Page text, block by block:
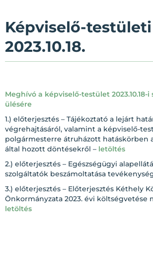
Képviselő-testületi
2023.10.18.
Meghívó a képviselő-testület 2023.10.18-
ülésére
1.) előterjesztés – Tájékoztató a lejárt
végrehajtásáról, valamint a képviselő-
polgármesterre átruházott hatáskörben
által hozott döntésekről – letöltés
2.) előterjesztés – Egészségügyi
szolgáltatók beszámoltatása
3.) előterjesztés – Előterjesztés Kéthely
Önkormányzata 2023. évi költségvetése
letöltés